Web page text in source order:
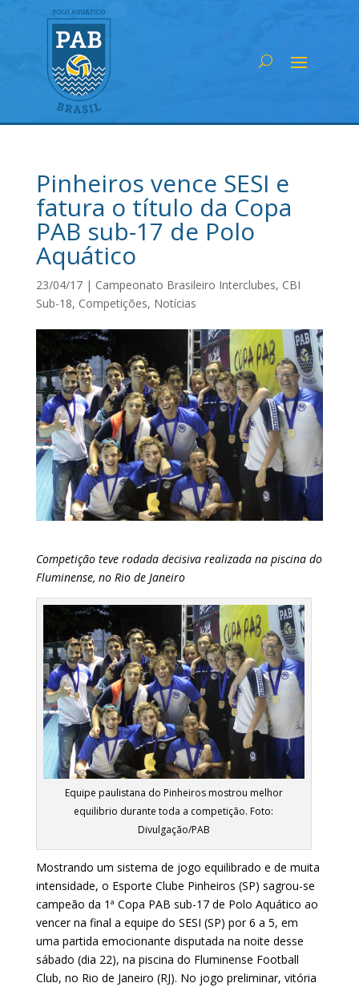
Pinheiros vence SESI e
fatura o título da Copa
PAB sub-17 de Polo
Aquático
23/04/17| Campeonato Brasileiro Interclubes, CBI
Sub-18, Competições, Notícias
Competição teve rodada decisiva realizada na piscina do
Fluminense, no Rio de Janeiro
Equipe paulistana do Pinheiros mostrou melhor
equilibrio durante toda a competição. Foto:
Divulgação/PAB
Mostrando um sistema de jogo equilibrado e de muita
intensidade, o Esporte Clube Pinheiros (SP) sagrou-se
campeão da 1ª Copa PAB sub-17 de Polo Aquático ao
vencer na final a equipe do SESI (SP) por 6 a 5, em
uma partida emocionante disputada na noite desse
sábado (dia 22), na piscina do Fluminense Football
Club, no Rio de Janeiro (RJ). No jogo preliminar, vitória